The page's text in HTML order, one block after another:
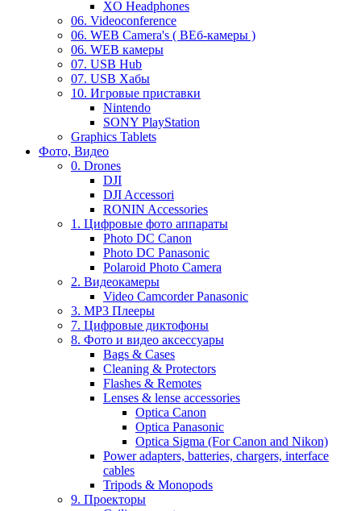
XO Headphones
06. Videoconference
06. WEB Camera's ( ВЕб-камеры )
06. WEB камеры
07. USB Hub
07. USB Хабы
10. Игровые приставки
Nintendo
SONY PlayStation
Graphics Tablets
Фото, Видео
0. Drones
DJI
DJI Accessori
RONIN Accessories
1. Цифровые фото аппараты
Photo DC Canon
Photo DC Panasonic
Polaroid Photo Camera
2. Видеокамеры
Video Camcorder Panasonic
3. MP3 Плееры
7. Цифровые диктофоны
8. Фото и видео аксессуары
Bags & Cases
Cleaning & Protectors
Flashes & Remotes
Lenses & lense accessories
Optica Canon
Optica Panasonic
Optica Sigma (For Canon and Nikon)
Power adapters, batteries, chargers, interface
cables
Tripods & Monopods
9. Проекторы